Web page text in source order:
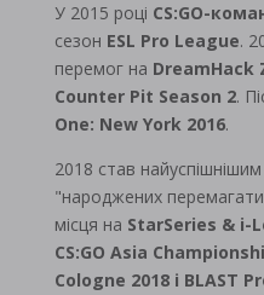
У 2015 році CS:GO-
сезон ESL Pro League.
перемог на DreamHack
Counter Pit Season 2.
One: New York 2016.
2018 став найуспішнішим
"народжених
місця на StarSeries & i-
CS:GO Asia
Cologne 2018 і BLAST